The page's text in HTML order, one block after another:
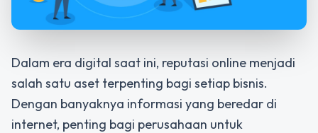
Dalam era digital saat ini, reputasi online menjadi
salah satu aset terpenting bagi setiap bisnis.
Dengan banyaknya informasi yang beredar di
internet, penting bagi perusahaan untuk